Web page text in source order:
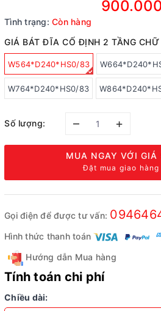
Tình trạng: Còn hàng
GIÁ BÁT ĐĨA CỐ ĐỊNH 2 TẦNG
W564*D240*HS0/83
W764*D240*HS0/83
Số lượng: – +
MUA NGAY VỚI GIÁ
Đặt mua giao hàng
Gọi điện để được tư vấn:
Hình thức thanh toán
Hướng dẫn Mua hàng
Tính toán chi phí
Chiều dài: